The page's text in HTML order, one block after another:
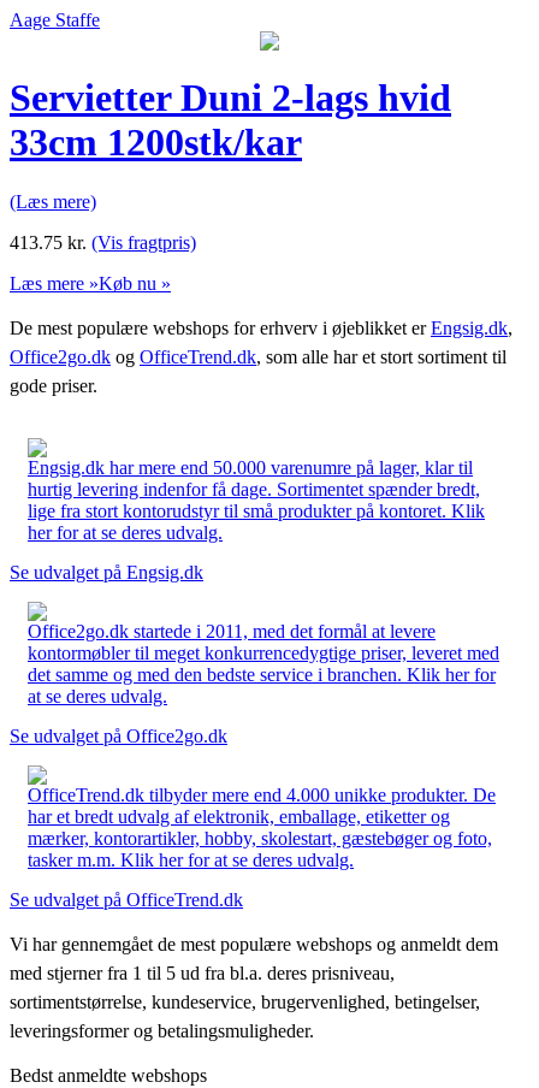
Aage Staffe
Servietter Duni 2-lags hvid
33cm 1200stk/kar
(Læs mere)
413.75 kr. (Vis fragtpris)
Læs mere »Køb nu »
De mest populære webshops for erhverv i øjeblikket erEngsig.dk,
Office2go.dk og OfficeTrend.dk, som alle har et stort sortiment til
gode priser.
Engsig.dk har mere end 50.000 varenumre på lager, klar til
hurtig levering indenfor få dage. Sortimentet spænder bredt,
lige fra stort kontorudstyr til små produkter på kontoret. Klik
her for at se deres udvalg.
Se udvalget på Engsig.dk
Office2go.dk startede i 2011, med det formål at levere
kontormøbler til meget konkurrencedygtige priser, leveret med
det samme og med den bedste service i branchen. Klik her for
at se deres udvalg.
Se udvalget på Office2go.dk
OfficeTrend.dk tilbyder mere end 4.000 unikke produkter. De
har et bredt udvalg af elektronik, emballage, etiketter og
mærker, kontorartikler, hobby, skolestart, gæstebøger og foto,
tasker m.m. Klik her for at se deres udvalg.
Se udvalget på OfficeTrend.dk
Vi har gennemgået de mest populære webshops og anmeldt dem
med stjerner fra 1 til 5 ud fra bl.a. deres prisniveau,
sortimentstørrelse, kundeservice, brugervenlighed, betingelser,
leveringsformer og betalingsmuligheder.
Bedst anmeldte webshops